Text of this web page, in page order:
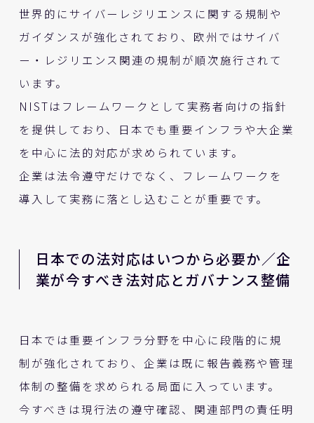
世界的にサイバーレジリエンスに関する規制や
ガイダンスが強化されており、欧州ではサイバ
ー・レジリエンス関連の規制が順次施行されて
います。
NISTはフレームワークとして実務者向けの指針
を提供しており、日本でも重要インフラや大企業
を中心に法的対応が求められています。
企業は法令遵守だけでなく、フレームワークを
導入して実務に落とし込むことが重要です。
日本での法対応はいつから必要か／企
業が今すべき法対応とガバナンス整備
日本では重要インフラ分野を中心に段階的に規
制が強化されており、企業は既に報告義務や管理
体制の整備を求められる局面に入っています。
今すべきは現行法の遵守確認、関連部門の責任明